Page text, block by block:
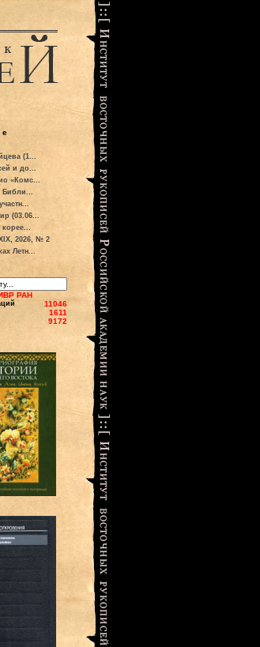
(1...
и до...
«Комс...
Библи...
(03.06...
корее...
2026, № 2
Летн...
РАН
11046
1611
9172